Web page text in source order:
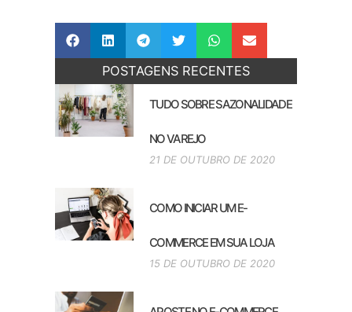
POSTAGENS RECENTES
TUDO SOBRE SAZONALIDADE
NO VAREJO
21 DE OUTUBRO DE 2020
COMO INICIAR UM E-
COMMERCE EM SUA LOJA
15 DE OUTUBRO DE 2020